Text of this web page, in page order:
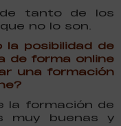
tanto de los
no lo son.
la posibilidad de
de forma online
una formación
la formación de
muy buenas y